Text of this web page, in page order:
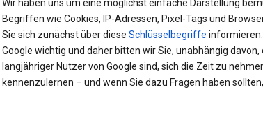
Wir haben uns um eine möglichst einfache Darstellung
Begriffen wie Cookies, IP-Adressen, Pixel-Tags und
Sie sich zunächst über diese Schlüsselbegriffe
Google wichtig und daher bitten wir Sie, unabhängig davon,
langjähriger Nutzer von Google sind, sich die Zeit zu
kennenzulernen – und wenn Sie dazu Fragen haben sollten,